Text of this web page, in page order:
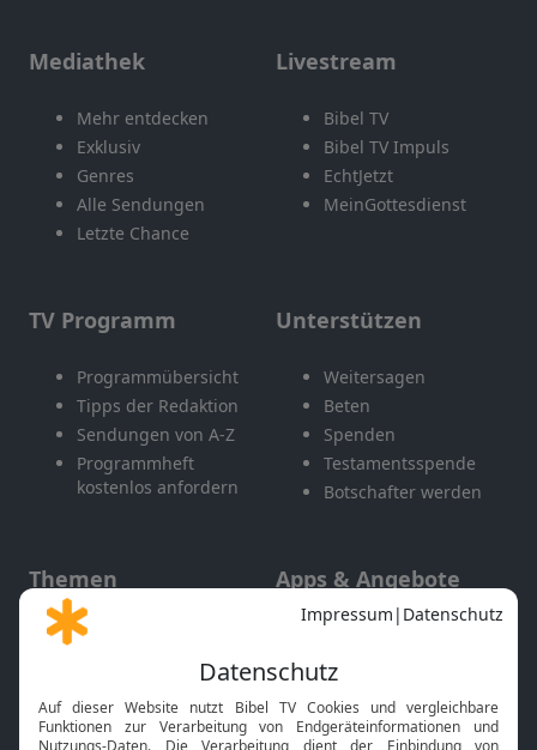
Mediathek
Mehr entdecken
Exklusiv
Genres
Alle Sendungen
Letzte Chance
Livestream
Bibel TV
Bibel TV Impuls
EchtJetzt
MeinGottesdienst
TV Programm
Programmübersicht
Tipps der Redaktion
Sendungen von A-Z
Programmheft
kostenlos anfordern
Unterstützen
Weitersagen
Beten
Spenden
Testamentsspende
Botschafter werden
Themen
Gott und Bibel erklärt
Neuigkeiten
Apps & Angebote
Mobile App
Smart TV